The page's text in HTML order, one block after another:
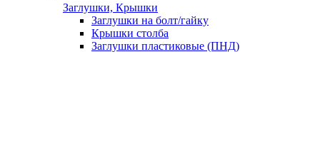
Заглушки, Крышки
Заглушки на болт/гайку
Крышки столба
Заглушки пластиковые (ПНД)